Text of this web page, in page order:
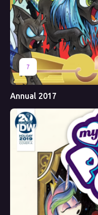
7
Annual 2017